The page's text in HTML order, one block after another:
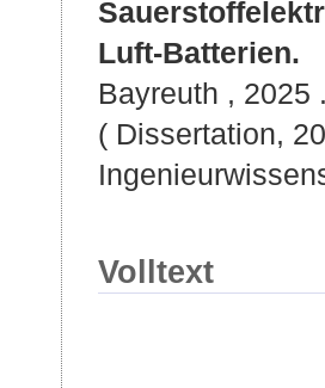
Luft-Batterien.
Bayreuth , 2025
( Dissertation,
Volltext